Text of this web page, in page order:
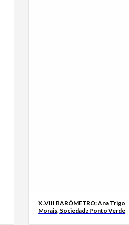
XLVIII BARÓMETRO: Ana Trigo
Morais, Sociedade Ponto Verde